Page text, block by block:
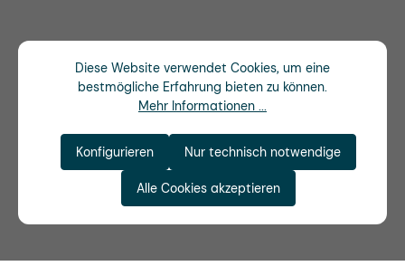
Diese Website verwendet Cookies, um eine
bestmögliche Erfahrung bieten zu können.
Mehr Informationen ...
Nur technisch notwendige
Konfigurieren
Alle Cookies akzeptieren